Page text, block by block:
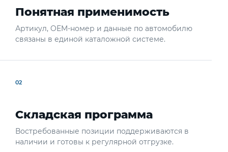
Понятная применимость
Артикул, OEM-номер и данные по автомобилю
связаны в единой каталожной системе.
02
Складская программа
Востребованные позиции поддерживаются в
наличии и готовы к регулярной отгрузке.